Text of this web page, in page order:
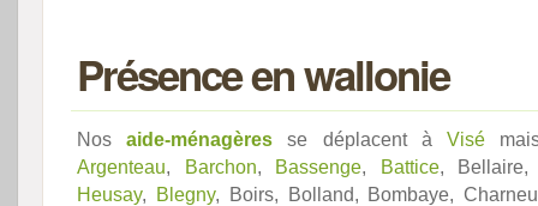
Présence en wallonie
Nosaide-ménagères se déplacent àVisé
Argenteau, Barchon, Bassenge, Battice,
Heusay, Blegny, Boirs, Bolland, Bombaye,